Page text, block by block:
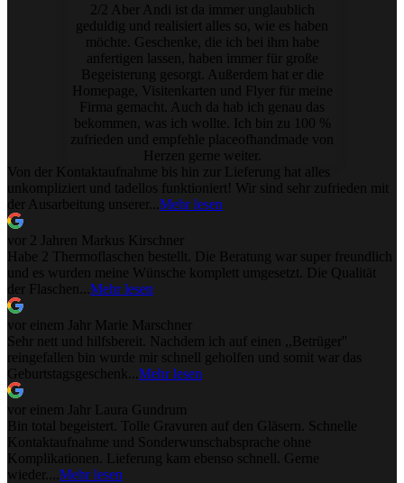
2/2 Aber Andi ist da immer unglaublich
geduldig und realisiert alles so, wie es haben
möchte. Geschenke, die ich bei ihm habe
anfertigen lassen, haben immer für große
Begeisterung gesorgt. Außerdem hat er die
Homepage, Visitenkarten und Flyer für meine
Firma gemacht. Auch da hab ich genau das
bekommen, was ich wollte. Ich bin zu 100 %
zufrieden und empfehle placeofhandmade von
Herzen gerne weiter.
Von der Kontaktaufnahme bis hin zur Lieferung hat alles
unkompliziert und tadellos funktioniert! Wir sind sehr zufrieden mit
der Ausarbeitung unserer... Mehr lesen
vor 2 Jahren Markus Kirschner
Habe 2 Thermoflaschen bestellt. Die Beratung war super freundlich
und es wurden meine Wünsche komplett umgesetzt. Die Qualität
der Flaschen... Mehr lesen
vor einem Jahr
Marie Marschner
Sehr nett und hilfsbereit. Nachdem ich auf einen ,,Betrüger''
reingefallen bin wurde mir schnell geholfen und somit war das
Geburtstagsgeschenk... Mehr lesen
vor einem Jahr
Laura Gundrum
Bin total begeistert. Tolle Gravuren auf den Gläsern. Schnelle
Kontaktaufnahme und Sonderwunschabsprache ohne
Komplikationen. Lieferung kam ebenso schnell. Gerne
wieder.... Mehr lesen